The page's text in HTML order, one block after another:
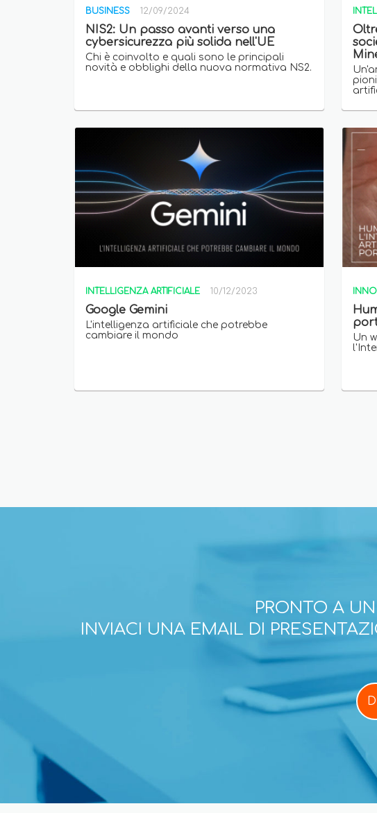
BUSINESS 12/09/2024
NIS2: Un passo avanti verso una
cybersicurezza più solida nell'UE
Chi è coinvolto e quali sono le principali
novità e obblighi della nuova normativa NS2.
INTELLIGENZA ARTIFICIALE 10/12/2023
Google Gemini
L'intelligenza artificiale che potrebbe
cambiare il mondo
Un
PRONTO A
INVIACI UNA EMAIL DI